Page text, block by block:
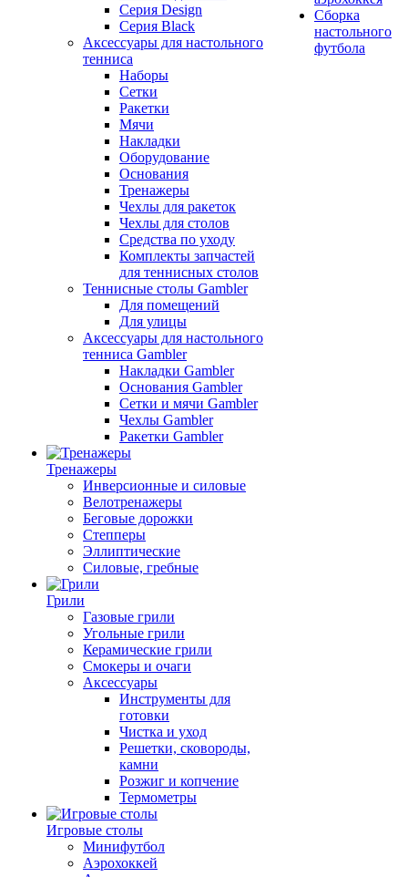
Серия Design
Серия Black
Аксессуары для настольного
тенниса
Наборы
Сетки
Ракетки
Мячи
Накладки
Оборудование
Основания
Тренажеры
Чехлы для ракеток
Чехлы для столов
Средства по уходу
Комплекты запчастей
для теннисных столов
Теннисные столы Gambler
Для помещений
Для улицы
Аксессуары для настольного
тенниса Gambler
Накладки Gambler
Основания Gambler
Сетки и мячи Gambler
Чехлы Gambler
Ракетки Gambler
Тренажеры
Инверсионные и силовые
Велотренажеры
Беговые дорожки
Степперы
Эллиптические
Силовые, гребные
Грили
Газовые грили
Угольные грили
Керамические грили
Смокеры и очаги
Аксессуары
Инструменты для
готовки
Чистка и уход
Решетки, сковороды,
камни
Розжиг и копчение
Термометры
Игровые столы
Минифутбол
Аэрохоккей
Сборка
настольного
футбола